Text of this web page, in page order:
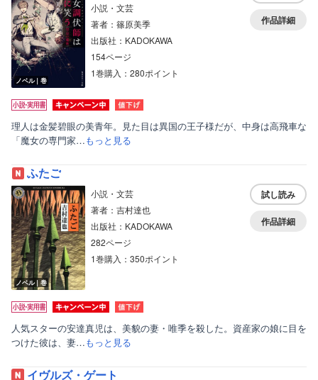
ノベル｜巻
小説・文芸
著者：篠原美季
出版社：KADOKAWA
154ページ
1巻購入：280ポイント
作品詳細
理人は金髪碧眼の美青年。見た目は異国の王子様だが、中身は高飛車な
「魔女の専門家…もっと見る
ふたご
ノベル｜巻
小説・文芸
著者：吉村達也
出版社：KADOKAWA
282ページ
1巻購入：350ポイント
試し読み
作品詳細
人気スターの安達真児は、美貌の妻・唯季を殺した。資産家の娘に目を
つけた彼は、妻…もっと見る
イヴルズ・ゲート